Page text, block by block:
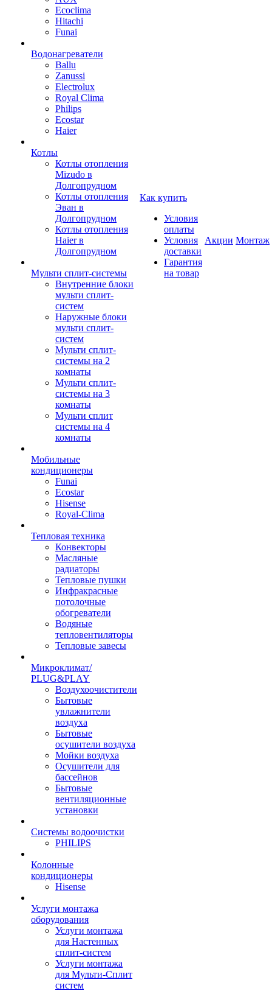
Ecoclima
Hitachi
Funai
Водонагреватели
Ballu
Zanussi
Electrolux
Royal Clima
Philips
Ecostar
Haier
Котлы
Котлы отопления
Mizudo в
Долгопрудном
Котлы отопления
Эван в
Долгопрудном
Котлы отопления
Haier в
Долгопрудном
Мульти сплит-системы
Внутренние блоки
мульти сплит-
систем
Наружные блоки
мульти сплит-
систем
Мульти сплит-
системы на 2
комнаты
Мульти сплит-
системы на 3
комнаты
Мульти сплит
системы на 4
комнаты
Мобильные
кондиционеры
Funai
Ecostar
Hisense
Royal-Clima
Тепловая техника
Конвекторы
Масляные
радиаторы
Тепловые пушки
Инфракрасные
потолочные
обогреватели
Водяные
тепловентиляторы
Тепловые завесы
Микроклимат/
PLUG&PLAY
Воздухоочистители
Бытовые
увлажнители
воздуха
Бытовые
осушители воздуха
Мойки воздуха
Осушители для
бассейнов
Бытовые
вентиляционные
установки
Системы водоочистки
PHILIPS
Колонные
кондиционеры
Hisense
Услуги монтажа
оборудования
Услуги монтажа
для Настенных
сплит-систем
Услуги монтажа
для Мульти-Сплит
систем
Как купить
Условия
оплаты
Условия
доставки
Гарантия
на товар
Акции Монтаж